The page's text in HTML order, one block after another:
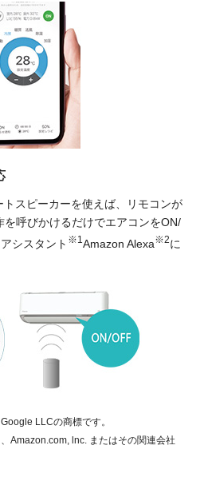
スピーカーを使えば、リモコンが
呼びかけるだけでエアコンをON/
シスタント ※1 Amazon Alexa※2に
LLCの商標です。
Amazon.com, lnc. またはその関連会社